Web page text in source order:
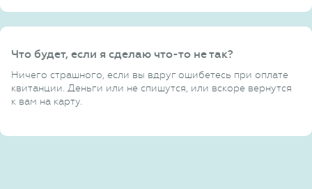
Что будет, если я сделаю что-то не так?
Ничего страшного, если вы вдруг ошибетесь при оплате
квитанции. Деньги или не спишутся, или вскоре вернутся
к вам на карту.